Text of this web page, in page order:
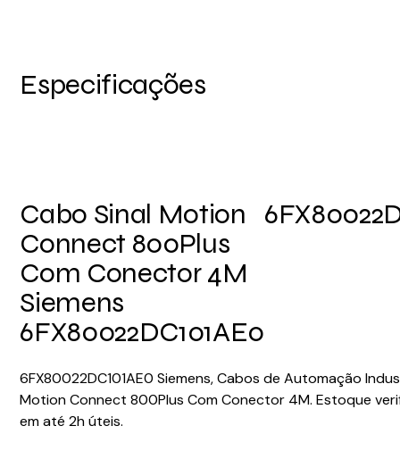
Especificações
Cabo Sinal Motion
Connect 800Plus
Com Conector 4M
Siemens
6FX80022DC101AE0
6FX80022DC101AE0 Siemens, Cabos de Automação
Motion Connect 800Plus Com Conector 4M. Estoque
em até 2h úteis.